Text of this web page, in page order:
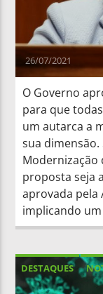
26/07/2021
O Governo
para que
um autarca a
sua
Modernização
proposta seja
aprovada pela
implicando
DESTAQUES